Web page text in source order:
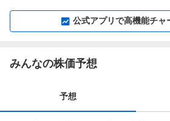
公式アプリで高機能チャ
みんなの株価予想
予想